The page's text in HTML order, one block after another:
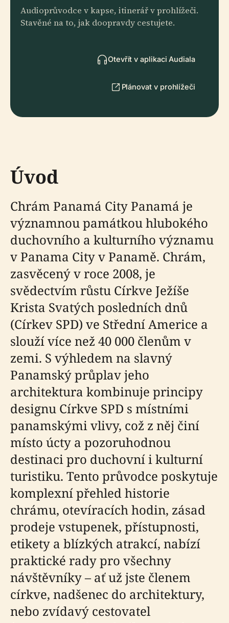
Audioprůvodce v kapse, itinerář v prohlížeči.
Stavěné na to, jak doopravdy cestujete.
Otevřít v aplikaci Audiala
Plánovat v prohlížeči
Úvod
Chrám Panamá City Panamá je
významnou památkou hlubokého
duchovního a kulturního významu
v Panama City v Panamě. Chrám,
zasvěcený v roce 2008, je
svědectvím růstu Církve Ježíše
Krista Svatých posledních dnů
(Církev SPD) ve Střední Americe a
slouží více než 40 000 členům v
zemi. S výhledem na slavný
Panamský průplav jeho
architektura kombinuje principy
designu Církve SPD s místními
panamskými vlivy, což z něj činí
místo úcty a pozoruhodnou
destinaci pro duchovní i kulturní
turistiku. Tento průvodce poskytuje
komplexní přehled historie
chrámu, otevíracích hodin, zásad
prodeje vstupenek, přístupnosti,
etikety a blízkých atrakcí, nabízí
praktické rady pro všechny
návštěvníky – ať už jste členem
církve, nadšenec do architektury,
nebo zvídavý cestovatel